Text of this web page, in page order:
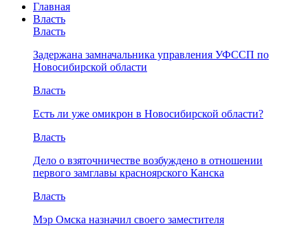
Главная
Власть
Власть
Задержана замначальника управления УФССП по
Новосибирской области
Власть
Есть ли уже омикрон в Новосибирской области?
Власть
Дело о взяточничестве возбуждено в отношении
первого замглавы красноярского Канска
Власть
Мэр Омска назначил своего заместителя